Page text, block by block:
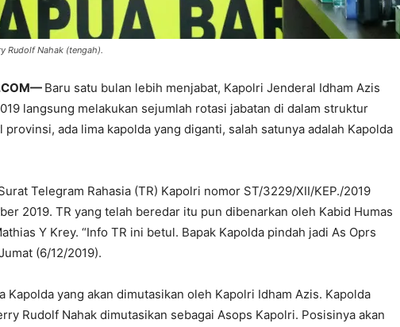
Rudolf Nahak (tengah).
Baru satu bulan lebih menjabat, Kapolri Jenderal Idham Azis
langsung melakukan sejumlah rotasi jabatan di dalam struktur
ada lima kapolda yang diganti, salah satunya adalah Kapolda
Telegram Rahasia (TR) Kapolri nomor ST/3229/XII/KEP./2019
2019. TR yang telah beredar itu pun dibenarkan oleh Kabid Humas
Y Krey. “Info TR ini betul. Bapak Kapolda pindah jadi As Oprs
(6/12/2019).
Kapolda yang akan dimutasikan oleh Kapolri Idham Azis. Kapolda
Rudolf Nahak dimutasikan sebagai Asops Kapolri. Posisinya akan